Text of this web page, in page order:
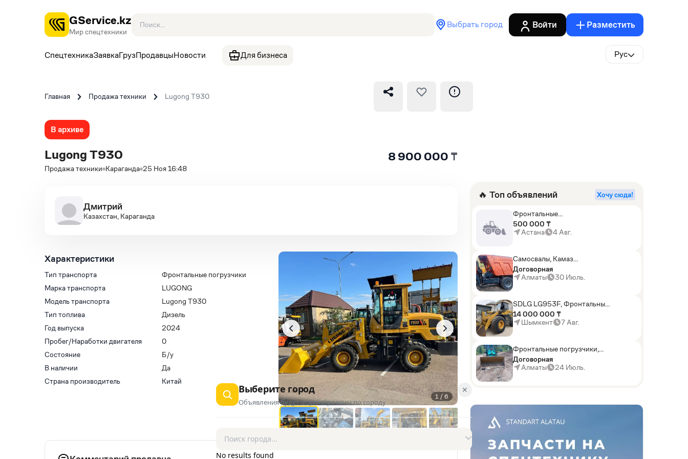
GService.kz
Мир спецтехники
Выбрать город Войти Разместить
СпецтехникаЗаявкаГрузПродавцыНовости Для бизнеса Рус
Главная Продажа техники Lugong T930
В архиве
Lugong T930
Продажа техники Караганда 25 Ноя 16:48
8 900 000 ₸
Дмитрий
Казахстан, Караганда
Характеристики
Тип транспорта
Фронтальные погрузчики
Марка транспорта
LUGONG
Модель транспорта
Lugong T930
Тип топлива
Дизель
Год выпуска
2024
Пробег/Наработки двигателя
0
Состояние
Б/у
В наличии
Да
Страна производитель
Китай
1 / 6
🔥 Топ объявлений Хочу сюда!
Фронтальные
погрузчики,Экскаваторы-
погрузчики,Мини-
погрузчики,Горные
500 000 ₸
Астана
4 Авг.
Самосвалы, Камаз
АГП-29РТ (шасси
KАМАЗ-43114 6x6)
Договорная
Алматы
30 Июль.
SDLG LG953F, Фронтальные
погрузчики
14 000 000 ₸
Шымкент
7 Авг.
Фронтальные погрузчики,
Sunward ZYJ 320
Договорная
Алматы
24 Июль.
✕
Выберите город
Объявления будут отфильтрованы по городу
No results found